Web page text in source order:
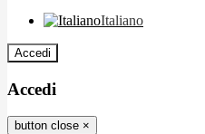
Italiano
Accedi
Accedi
button close ×